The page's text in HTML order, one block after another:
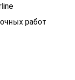
работ